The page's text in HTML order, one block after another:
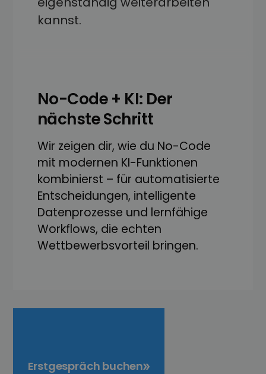
kannst.
No-Code + KI: Der
nächste Schritt
Wir zeigen dir, wie du No-Code
mit modernen KI-Funktionen
kombinierst – für automatisierte
Entscheidungen, intelligente
Datenprozesse und lernfähige
Workflows, die echten
Wettbewerbsvorteil bringen.
Erstgespräch buchen